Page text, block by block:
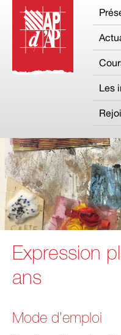
Les
Expression
ans
Mode d’emploi